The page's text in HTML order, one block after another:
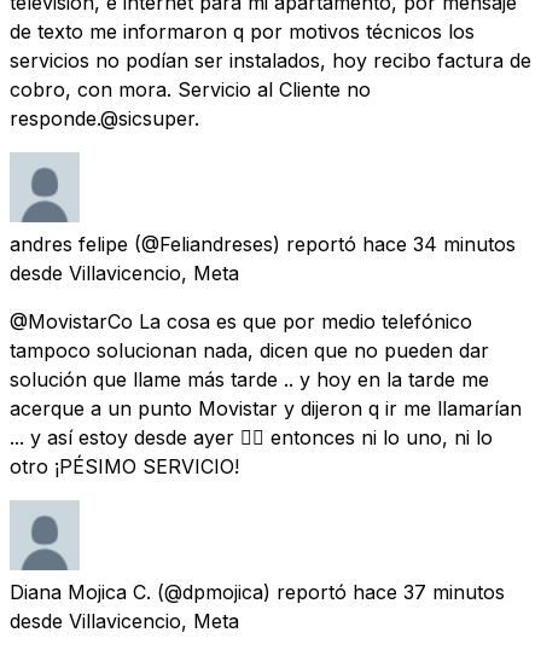
de texto me informaron q por motivos técnicos los
servicios no podían ser instalados, hoy recibo factura de
cobro, con mora. Servicio al Cliente no
responde.@sicsuper.
andres felipe (@Feliandreses) reportó hace 34 minutos
desde Villavicencio, Meta
@MovistarCo La cosa es que por medio telefónico
tampoco solucionan nada, dicen que no pueden dar
solución que llame más tarde .. y hoy en la tarde me
acerque a un punto Movistar y dijeron q ir me llamarían
... y así estoy desde ayer 👌🏻 entonces ni lo uno, ni lo
otro ¡PÉSIMO SERVICIO!
Diana Mojica C. (@dpmojica) reportó hace 37 minutos
desde Villavicencio, Meta